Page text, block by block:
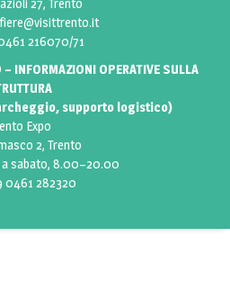
27, Trento
216070/71
– INFORMAZIONI OPERATIVE SULLA
supporto logistico)
Expo
2, Trento
a sabato, 8.00–20.00
0461 282320